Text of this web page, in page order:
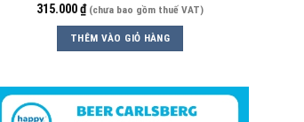
315.000₫ (chưa bao gồm thuế VAT)
THÊM VÀO GIỎ HÀNG